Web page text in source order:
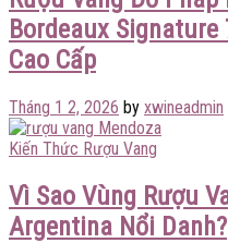
Bordeaux
Cao Cấp
Tháng 1 2, 2026 by xwineadmin
Kiến Thức Rượu Vang
Vì Sao Vùng Rượu
Argentina Nổi Danh?